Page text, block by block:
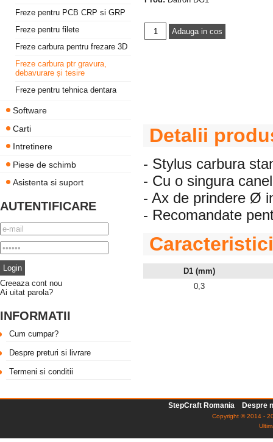
Freze pentru PCB CRP si GRP
Freze pentru filete
Freze carbura pentru frezare 3D
Freze carbura ptr gravura,
debavurare și tesire
Freze pentru tehnica dentara
Software
Carti
Intretinere
Piese de schimb
Asistenta si suport
AUTENTIFICARE
Creeaza cont nou
Ai uitat parola?
INFORMATII
Cum cumpar?
Despre preturi si livrare
Termeni si conditii
Detalii
- Stylus carbura
- Cu o singura
- Ax de prindere Ø
- Recomandate
D1 (mm)
0,3
StepCraft Romania Despre
Copyright © 2014 -